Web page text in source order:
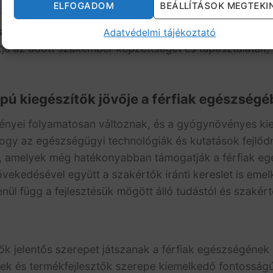
ELFOGADOM BEÁLLÍTÁSOK
Adatvédelmi tájékoztató
a piac minőségi termékeinek fejlesztéséhez. Az
devsdata.com/resumes/hr/hr-coordinator-resume-
az adott szakember képzettségét és
kiegészítők jövője a férfiak
folyamatosan változnak, és a gyógynövényes
az egészségügyi technológiák és kutatások
még hatékonyabban támogatják a férfiak
együtt a szakértők iránti kereslet is
függ a fejlesztésük mögött álló tudástól és
jelentős szerepet játszanak a férfiak
és termékfejlesztők szerepe kiemelkedő